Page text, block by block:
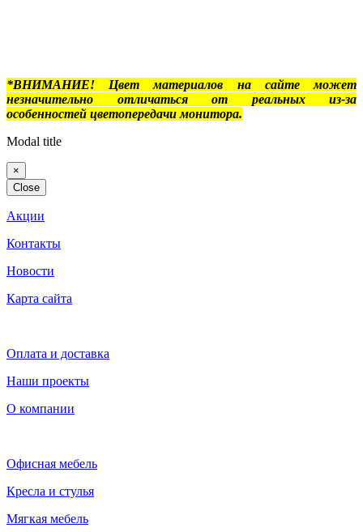
*ВНИМАНИЕ! Цвет материалов на сайте может
незначительно отличаться от реальных из-за
особенностей цветопередачи монитора.
Modal title
×
Close
Акции
Контакты
Новости
Карта сайта
Оплата и доставка
Наши проекты
О компании
Офисная мебель
Кресла и стулья
Мягкая мебель